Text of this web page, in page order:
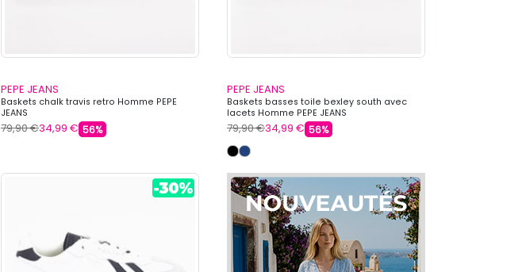
PEPE JEANS
Baskets chalk travis retro Homme PEPE
JEANS
79,90 €34,99 € 56%
PEPE JEANS
Baskets basses toile bexley south avec
lacets Homme PEPE JEANS
79,90 €34,99 € 56%